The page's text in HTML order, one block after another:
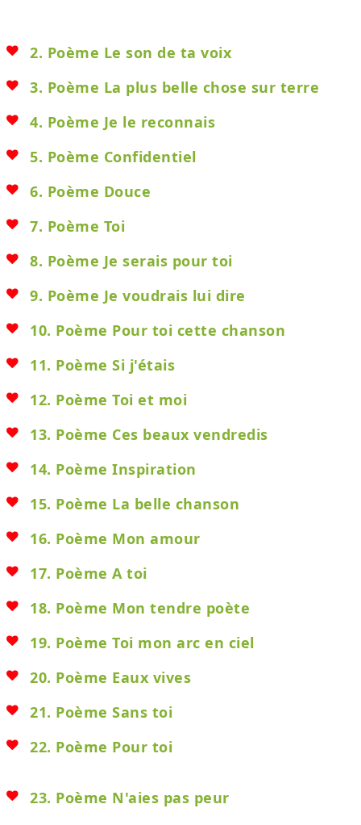
2. Poème Le son de ta voix
3. Poème La plus belle chose sur terre
4. Poème Je le reconnais
5. Poème Confidentiel
6. Poème Douce
7. Poème Toi
8. Poème Je serais pour toi
9. Poème Je voudrais lui dire
10. Poème Pour toi cette chanson
11. Poème Si j'étais
12. Poème Toi et moi
13. Poème Ces beaux vendredis
14. Poème Inspiration
15. Poème La belle chanson
16. Poème Mon amour
17. Poème A toi
18. Poème Mon tendre poète
19. Poème Toi mon arc en ciel
20. Poème Eaux vives
21. Poème Sans toi
22. Poème Pour toi
23. Poème N'aies pas peur